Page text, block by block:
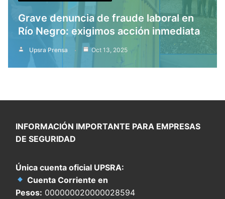
Grave denuncia de fraude laboral en
Río Negro: exigimos acción inmediata
Upsra Prensa Oct 13, 2025
INFORMACIÓN IMPORTANTE PARA EMPRESAS
DE SEGURIDAD
Única cuenta oficial UPSRA:
Cuenta Corriente en
Pesos: 000000020000028594